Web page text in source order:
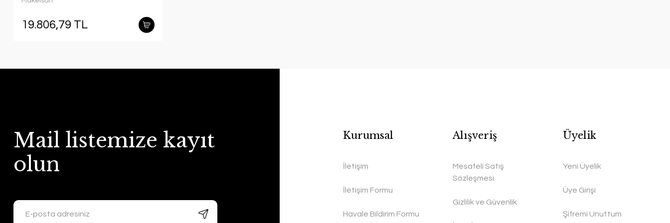
MU03000N11EAV03
19.806,79 TL
Mail listemize kayıt
olun
Kurumsal
İletişim
İletişim Formu
Havale Bildirim Formu
Alışveriş
Mesafeli Satış
Sözleşmesi
Gizlilik ve Güvenlik
Üyelik
Yeni Üyelik
Üye Girişi
Şifremi Unuttum